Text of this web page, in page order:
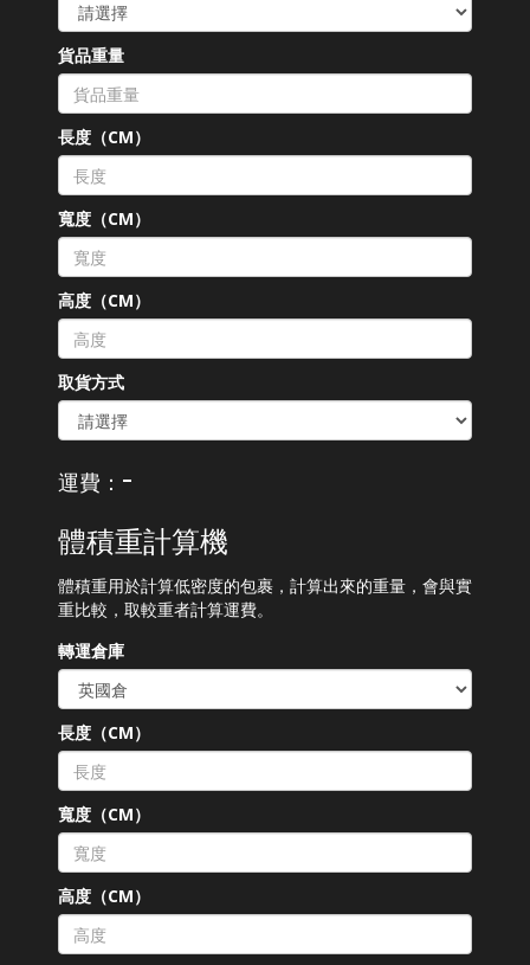
貨品重量
長度（CM）
寬度（CM）
高度（CM）
取貨方式
運費： -
體積重計算機
體積重用於計算低密度的包裹，計算出來的重量，會與實
重比較，取較重者計算運費。
轉運倉庫
長度（CM）
寬度（CM）
高度（CM）